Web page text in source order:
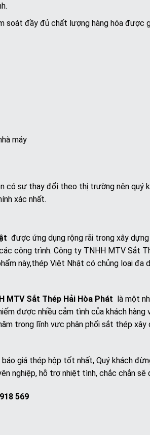
soát đầy đủ chất lượng hàng hóa được
máy
có sự thay đổi theo thị trường nên
xác nhất.
được ứng dụng rộng rãi trong xây
công trình. Công ty TNHH MTV Sắt
này,thép Việt Nhật có chủng loại đa
MTV Sắt Thép Hải Hòa Phát
là một
được nhiều cảm tình của khách hàng
trong lĩnh vực phân phối sắt thép
giá thép hộp tốt nhất, Quý khách
nghiệp, hỗ trợ nhiệt tình, chắc chắn
569